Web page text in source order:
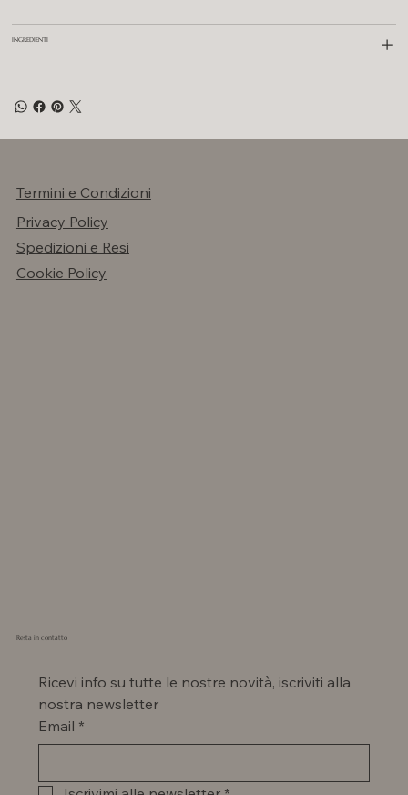
INGREDIENTI
Termini e Condizioni
Privacy Policy
Spedizioni e Resi
Cookie Policy
Resta in contatto
Ricevi info su tutte le nostre novità, iscriviti alla
nostra newsletter
Email *